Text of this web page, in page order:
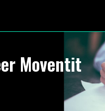
Moventit